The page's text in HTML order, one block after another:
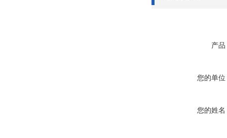
产品
您的单位
您的姓名